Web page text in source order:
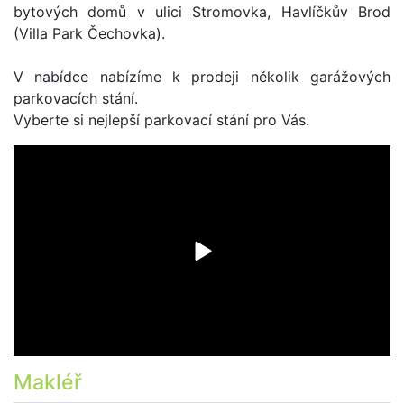
bytových domů v ulici Stromovka, Havlíčkův Brod
(Villa Park Čechovka).
V nabídce nabízíme k prodeji několik garážových
parkovacích stání.
Vyberte si nejlepší parkovací stání pro Vás.
Makléř